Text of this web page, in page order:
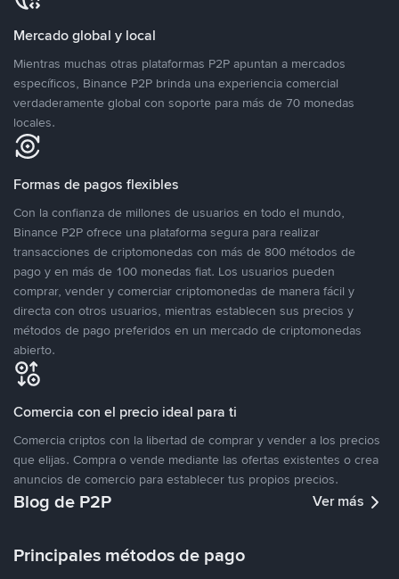
Mercado global y local
Mientras muchas otras plataformas P2P apuntan a mercados
específicos, Binance P2P brinda una experiencia comercial
verdaderamente global con soporte para más de 70 monedas
locales.
Formas de pagos flexibles
Con la confianza de millones de usuarios en todo el mundo,
Binance P2P ofrece una plataforma segura para realizar
transacciones de criptomonedas con más de 800 métodos de
pago y en más de 100 monedas fiat. Los usuarios pueden
comprar, vender y comerciar criptomonedas de manera fácil y
directa con otros usuarios, mientras establecen sus precios y
métodos de pago preferidos en un mercado de criptomonedas
abierto.
Comercia con el precio ideal para ti
Comercia criptos con la libertad de comprar y vender a los precios
que elijas. Compra o vende mediante las ofertas existentes o crea
anuncios de comercio para establecer tus propios precios.
Blog de P2P Ver más
Principales métodos de pago